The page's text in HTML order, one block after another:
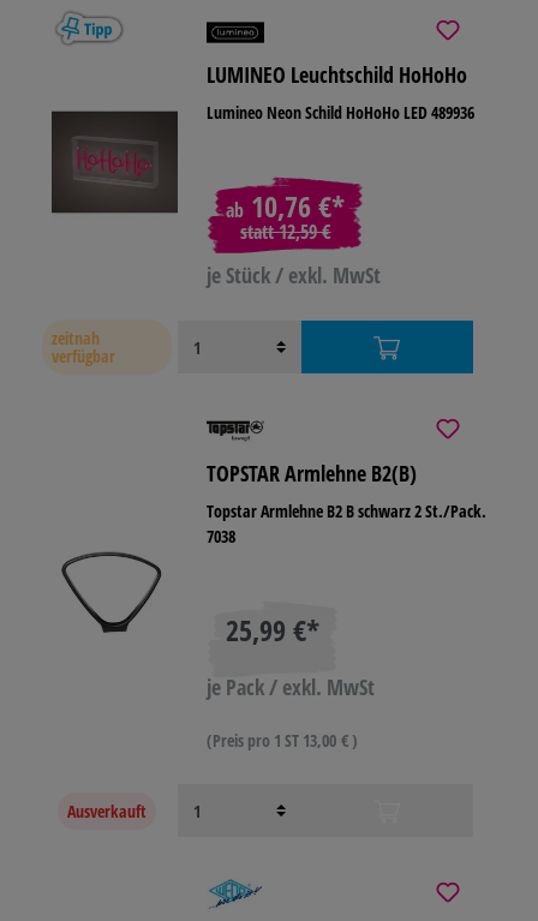
LUMINEO Leuchtschild HoHoHo
Lumineo Neon Schild HoHoHo LED 489936
ab 10,76 €*
statt12,59 €
je Stück / exkl. MwSt
zeitnah
verfügbar
TOPSTAR Armlehne B2(B)
Topstar Armlehne B2 B schwarz 2 St./Pack.
7038
25,99 €*
je Pack / exkl. MwSt
(Preis pro 1 ST 13,00 € )
Ausverkauft